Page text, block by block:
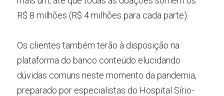
R$ 8 milhões (R$ 4 milhões para cada parte).
Os clientes também terão à disposição na
plataforma do banco conteúdo elucidando
dúvidas comuns neste momento da pandemia,
preparado por especialistas do Hospital Sírio-